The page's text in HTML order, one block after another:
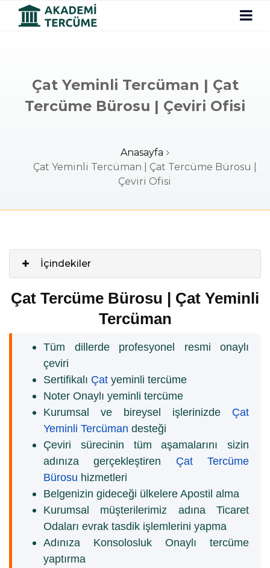
Çat Yeminli Tercüman | Çat
Tercüme Bürosu | Çeviri Ofisi
Anasayfa
Çat Yeminli Tercüman | Çat Tercüme Bürosu |
Çeviri Ofisi
İçindekiler
Çat Tercüme Bürosu | Çat Yeminli
Tercüman
Tüm dillerde profesyonel resmi onaylı
çeviri
Sertifikalı Çat yeminli tercüme
Noter Onaylı yeminli tercüme
Kurumsal ve bireysel işlerinizde Çat
Yeminli Tercüman desteği
Çeviri sürecinin tüm aşamalarını sizin
adınıza gerçekleştiren Çat Tercüme
Bürosu hizmetleri
Belgenizin gideceği ülkelere Apostil alma
Kurumsal müşterilerimiz adına Ticaret
Odaları evrak tasdik işlemlerini yapma
Adınıza Konsolosluk Onaylı tercüme
yaptırma